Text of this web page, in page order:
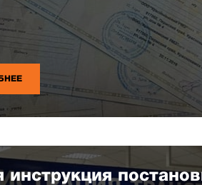
инструкция